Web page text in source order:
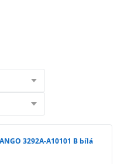
3292A-A10101 B bílá